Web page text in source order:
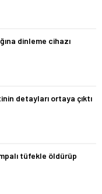
dinleme cihazı
detayları ortaya çıktı
tüfekle öldürüp